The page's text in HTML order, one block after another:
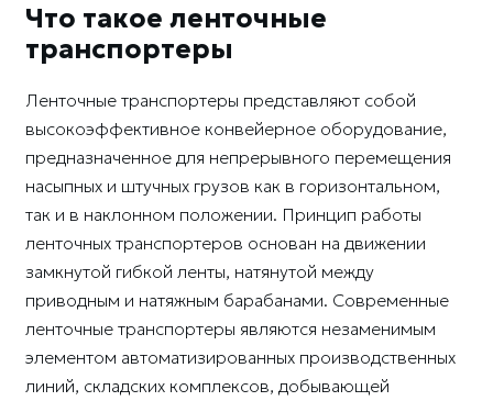
Что такое ленточные
транспортеры
Ленточные транспортеры представляют собой
высокоэффективное конвейерное оборудование,
предназначенное для непрерывного перемещения
насыпных и штучных грузов как в горизонтальном,
так и в наклонном положении. Принцип работы
ленточных транспортеров основан на движении
замкнутой гибкой ленты, натянутой между
приводным и натяжным барабанами. Современные
ленточные транспортеры являются незаменимым
элементом автоматизированных производственных
линий, складских комплексов, добывающей